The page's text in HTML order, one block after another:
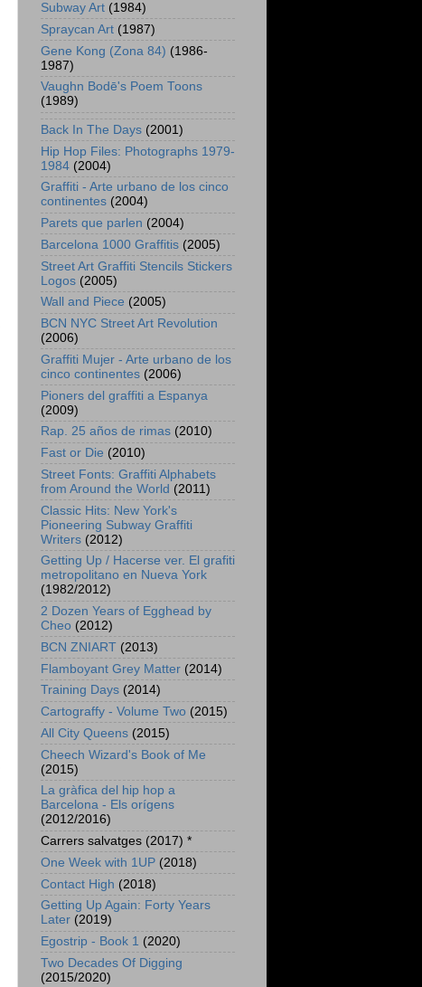
Subway Art (1984)
Spraycan Art (1987)
Gene Kong (Zona 84) (1986-
1987)
Vaughn Bodē's Poem Toons
(1989)
Back In The Days (2001)
Hip Hop Files: Photographs 1979-
1984 (2004)
Graffiti - Arte urbano de los cinco
continentes (2004)
Parets que parlen (2004)
Barcelona 1000 Graffitis (2005)
Street Art Graffiti Stencils Stickers
Logos (2005)
Wall and Piece (2005)
BCN NYC Street Art Revolution
(2006)
Graffiti Mujer - Arte urbano de los
cinco continentes (2006)
Pioners del graffiti a Espanya
(2009)
Rap. 25 años de rimas (2010)
Fast or Die (2010)
Street Fonts: Graffiti Alphabets
from Around the World (2011)
Classic Hits: New York's
Pioneering Subway Graffiti
Writers (2012)
Getting Up / Hacerse ver. El grafiti
metropolitano en Nueva York
(1982/2012)
2 Dozen Years of Egghead by
Cheo (2012)
BCN ZNIART (2013)
Flamboyant Grey Matter (2014)
Training Days (2014)
Cartograffy - Volume Two (2015)
All City Queens (2015)
Cheech Wizard's Book of Me
(2015)
La gràfica del hip hop a
Barcelona - Els orígens
(2012/2016)
Carrers salvatges (2017) *
One Week with 1UP (2018)
Contact High (2018)
Getting Up Again: Forty Years
Later (2019)
Egostrip - Book 1 (2020)
Two Decades Of Digging
(2015/2020)